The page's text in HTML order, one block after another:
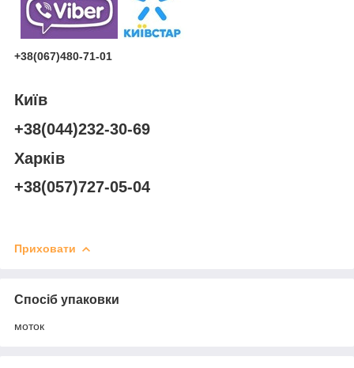
+38(067)480-71-01
Київ
+38(044)232-30-69
Харків
+38(057)727-05-04
Приховати
Спосіб упаковки
моток